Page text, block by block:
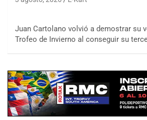
Juan Cartolano volvió a demostrar su
Trofeo de Invierno al conseguir su
COBERTURA ESPECIAL DE E-KART.COM.AR
08/09-AGO
Baradero (Buenos Aires)
KDO - F6
Ciudad de Trenque Lauquen (Asfalto)
Trenque Lauquen (Buenos Aires)